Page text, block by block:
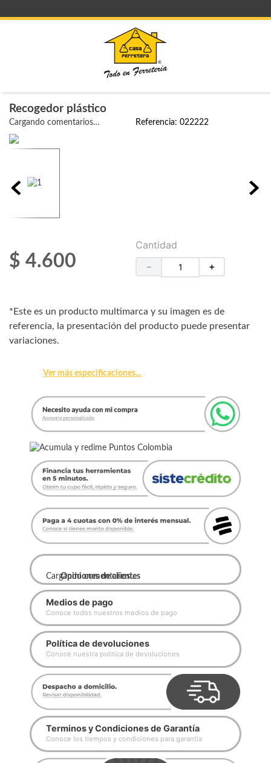
Recogedor plástico
Cargando comentarios… Referencia: 022222
$ 4.600
Cantidad
＋
－
*Este es un producto multimarca y su imagen es de
referencia, la presentación del producto puede presentar
variaciones.
Ver más especificaciones...
Opiniones de clientes
Cargando comentarios…
Medios de pago
Conoce todos nuestros medios de pago
Política de devoluciones
Conoce nuestra politica de devoluciones
Terminos y Condiciones de Garantía
Conoce los tiempos y condiciones para garantía